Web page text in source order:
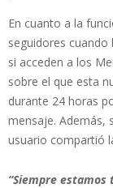
En cuanto a la
seguidores
si acceden a los
sobre el que esta
durante 24 horas
mensaje. Además,
usuario compartió
“Siempre